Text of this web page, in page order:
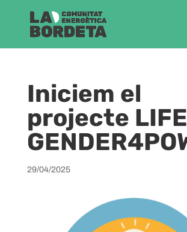
Iniciem el
projecte LIFE
29/04/2025